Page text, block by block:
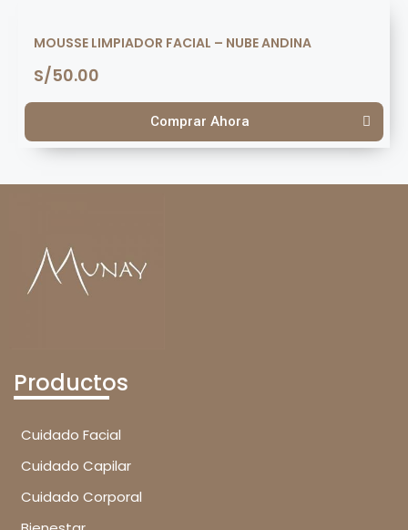
MOUSSE LIMPIADOR FACIAL – NUBE ANDINA
S/50.00
Comprar Ahora
Productos
Cuidado Facial
Cuidado Capilar
Cuidado Corporal